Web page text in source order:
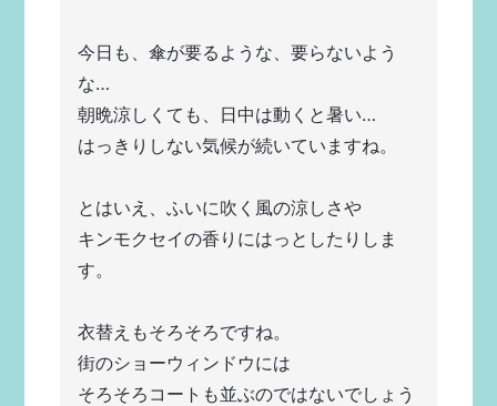
今日も、傘が要るような、要らないよう
な…
朝晩涼しくても、日中は動くと暑い…
はっきりしない気候が続いていますね。
とはいえ、ふいに吹く風の涼しさや
キンモクセイの香りにはっとしたりしま
す。
衣替えもそろそろですね。
街のショーウィンドウには
そろそろコートも並ぶのではないでしょう